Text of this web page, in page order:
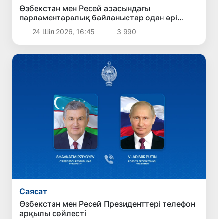
Өзбекстан мен Ресей арасындағы
парламентаралық байланыстар одан әрі
нығая түседі
24 Шіл 2026, 16:45 3 990
Саясат
Өзбекстан мен Ресей Президенттері телефон
арқылы сөйлесті